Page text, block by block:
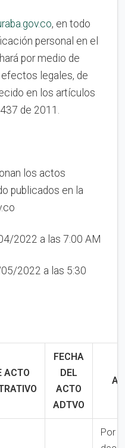
, en todo
personal en el
por medio de
legales, de
en los artículos
de 2011.
los actos
publicados en la
2022 a las 7:00 AM
2022 a las 5:30
ACTO
FECHA
DEL
ACTO
ADTVO
Por